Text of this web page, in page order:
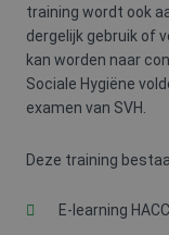
training wordt ook
dergelijk gebruik of
kan worden naar
Sociale Hygiëne
examen van SVH.
Deze training
E-learning